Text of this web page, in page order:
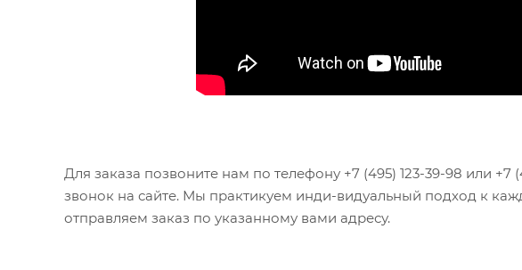
Для заказа позвоните нам по телефону +7 (495) 123-39-98 или +7
звонок на сайте. Мы практикуем инди-видуальный подход к
отправляем заказ по указанному вами адресу.